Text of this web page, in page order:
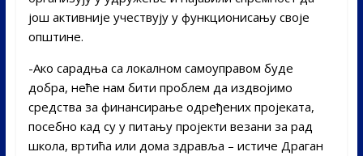
још активније учествују у функционисању своје
општине.
-Ако сарадња са локалном самоуправом буде
добра, неће нам бити проблем да издвојимо
средства за финансирање одређених пројеката,
посебно кад су у питању пројекти везани за рад
школа, вртића или дома здравља – истиче Драган